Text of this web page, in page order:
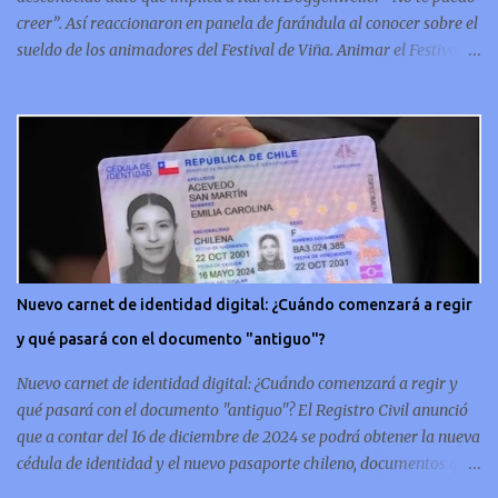
creer”. Así reaccionaron en panela de farándula al conocer sobre el
sueldo de los animadores del Festival de Viña. Animar el Festival
debería ser acorde. ¿Cuánto ganará Karen Doggenweiler y su
acompañante? Según se conoce hasta ahora, los animadores del
Festival de Viña del Mar no reciben un sueldo por su rol en el
evento. Al menos no un monto extra al que venían percibirndo por
contrato con su canal empleador. “A la Karen no le pagan, no le
pagan aparte. Hace rato que no pagan”, confirmó la periodista de
espectáculos, Cecilia Gutiérrez, en el programa Hay Que Decirlo
(Canal 13). “A mí la Tonka (Tomicic) me dijo que a ellos no le
pagaban”, complementó Willy Sabor. Nacho Gutiérrez aportó que,
Nuevo carnet de identidad digital: ¿Cuándo comenzará a regir
y qué pasará con el documento "antiguo"?
Nuevo carnet de identidad digital: ¿Cuándo comenzará a regir y
qué pasará con el documento "antiguo"? El Registro Civil anunció
que a contar del 16 de diciembre de 2024 se podrá obtener la nueva
cédula de identidad y el nuevo pasaporte chileno, documentos que